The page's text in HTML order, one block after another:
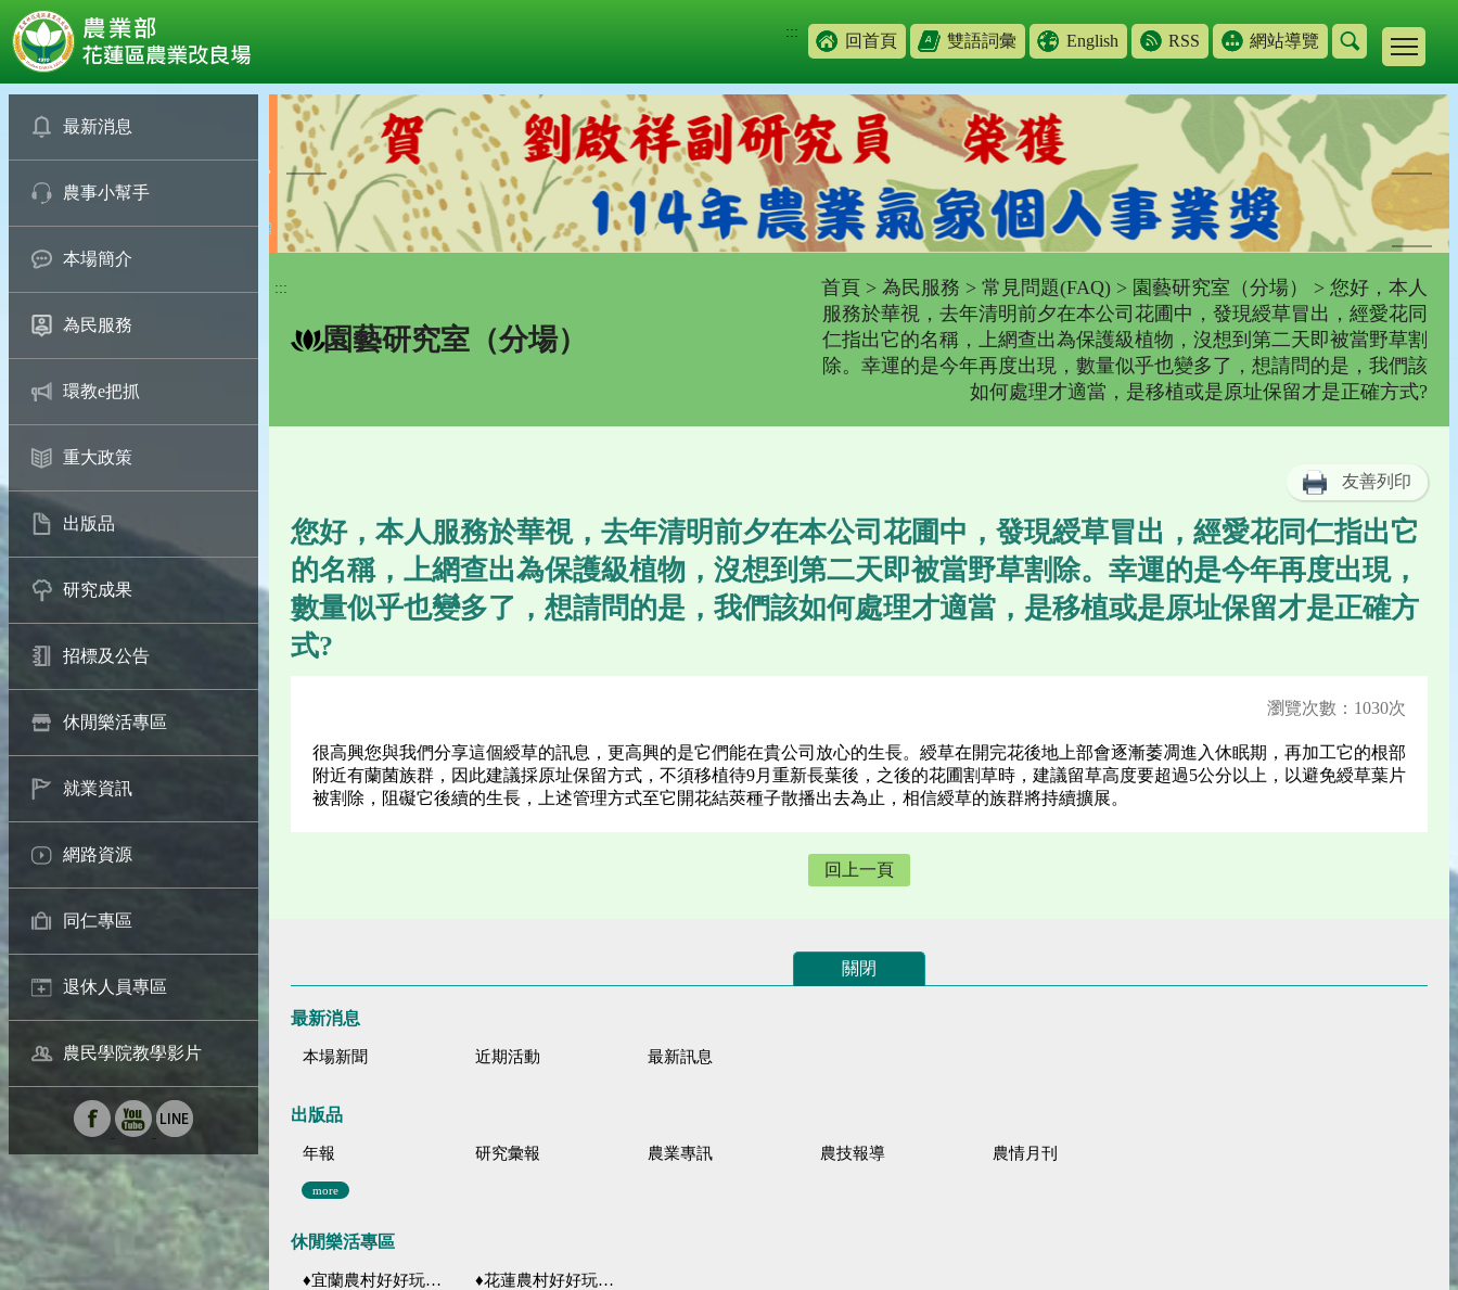
::: 回首頁 雙語詞彙 English RSS 網站導覽
最新消息
農事小幫手
本場簡介
為民服務
環教e把抓
重大政策
出版品
研究成果
招標及公告
休閒樂活專區
就業資訊
網路資源
同仁專區
退休人員專區
農民學院教學影片
:::
園藝研究室（分場）
首頁 > 為民服務 > 常見問題(FAQ) > 園藝研究室（分場）
> 您好，本人
服務於華視，去年清明前夕在本公司花圃中，發現綬草冒出，經愛花同
仁指出它的名稱，上網查出為保護級植物，沒想到第二天即被當野草割
除。幸運的是今年再度出現，數量似乎也變多了，想請問的是，我們該
如何處理才適當，是移植或是原址保留才是正確方式?
友善列印
您好，本人服務於華視，去年清明前夕在本公司花圃中，發現綬草冒出，經愛花同仁指出它
的名稱，上網查出為保護級植物，沒想到第二天即被當野草割除。幸運的是今年再度出現，
數量似乎也變多了，想請問的是，我們該如何處理才適當，是移植或是原址保留才是正確方
式?
瀏覽次數：1030次
很高興您與我們分享這個綬草的訊息，更高興的是它們能在貴公司放心的生長。綬草在開完花後地上部會逐漸萎凋進入休眠期，再加工它的根部
附近有蘭菌族群，因此建議採原址保留方式，不須移植待9月重新長葉後，之後的花圃割草時，建議留草高度要超過5公分以上，以避免綬草葉片
被割除，阻礙它後續的生長，上述管理方式至它開花結莢種子散播出去為止，相信綬草的族群將持續擴展。
回上一頁
關閉
最新消息
本場新聞 近期活動 最新訊息
出版品
年報 研究彙報 農業專訊 農技報導 農情月刊
more
休閒樂活專區
♦宜蘭農村好好玩 ♦「農、藝、山、水」四條遊程推薦 ♦花蓮農村好好玩♦「原、生、慢、活」四條遊程推薦